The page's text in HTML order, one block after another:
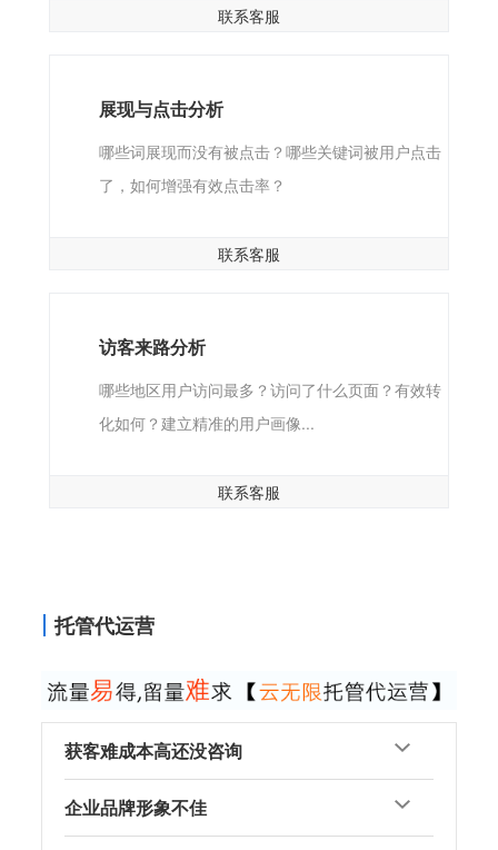
联系客服
展现与点击分析
哪些词展现而没有被点击？哪些关键词被用户点击
了，如何增强有效点击率？
联系客服
访客来路分析
哪些地区用户访问最多？访问了什么页面？有效转
化如何？建立精准的用户画像...
联系客服
托管代运营
获客难成本高还没咨询
企业品牌形象不佳